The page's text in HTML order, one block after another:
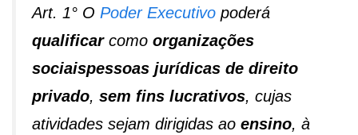
Art. 1° O Poder Executivo poderá
qualificarcomo organizações
sociaispessoas jurídicas de direito
privado, sem fins lucrativos, cujas
atividades sejam dirigidas ao ensino, à